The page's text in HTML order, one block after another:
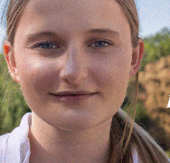
Più lette
Figline Incisa Valdarno